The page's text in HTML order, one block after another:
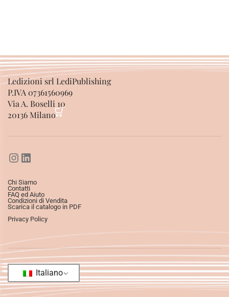
Ledizioni srl LediPublishing
P.IVA 07361560969
Via A. Boselli 10
20136 Milano
Chi Siamo
Contatti
FAQ ed Aiuto
Condizioni di Vendita
Scarica il catalogo in PDF
Privacy Policy
Italiano